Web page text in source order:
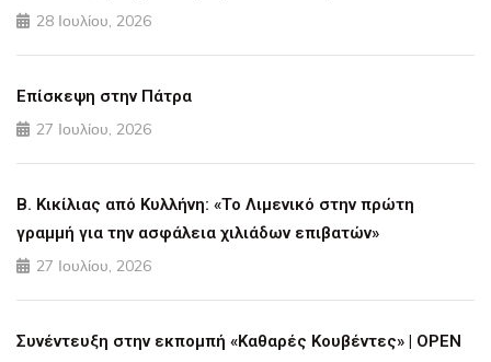
28 Ιουλίου, 2026
Επίσκεψη στην Πάτρα
27 Ιουλίου, 2026
Β. Κικίλιας από Κυλλήνη: «Το Λιμενικό στην πρώτη
γραμμή για την ασφάλεια χιλιάδων επιβατών»
27 Ιουλίου, 2026
Συνέντευξη στην εκπομπή «Καθαρές Κουβέντες» | OPEN